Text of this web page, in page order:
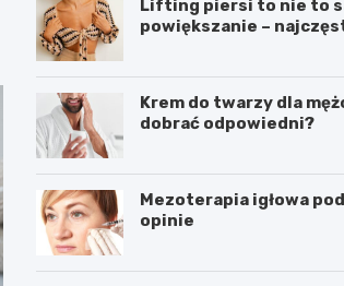
Lifting piersi to nie to
powiększanie –
Krem do twarzy dla
dobrać odpowiedni?
Mezoterapia igłowa
opinie